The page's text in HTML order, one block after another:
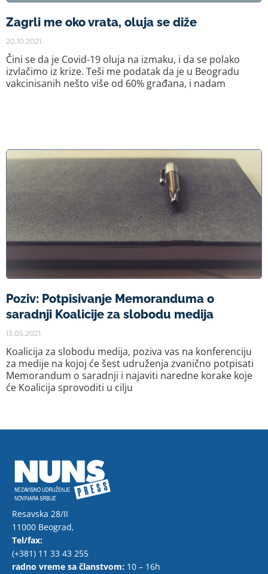
Zagrli me oko vrata, oluja se diže
20.10.2021.
Čini se da je Covid-19 oluja na izmaku, i da se polako
izvlačimo iz krize. Teši me podatak da je u Beogradu
vakcinisanih nešto više od 60% građana, i nadam
Poziv: Potpisivanje Memoranduma o
saradnji Koalicije za slobodu medija
13.05.2021.
Koalicija za slobodu medija, poziva vas na konferenciju
za medije na kojoj će šest udruženja zvanično potpisati
Memorandum o saradnji i najaviti naredne korake koje
će Koalicija sprovoditi u cilju
Resavska 28/II
11000 Beograd,
Tel/fax:
(+381) 11 33 43 255
radno vreme sa članstvom: 10 – 16h